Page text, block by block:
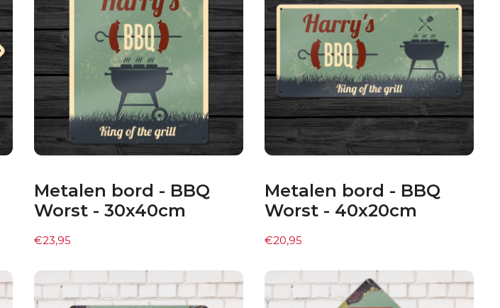
Metalen bord - BBQ
Worst - 30x40cm
€23,95
Metalen bord - BBQ
Worst - 40x20cm
€20,95